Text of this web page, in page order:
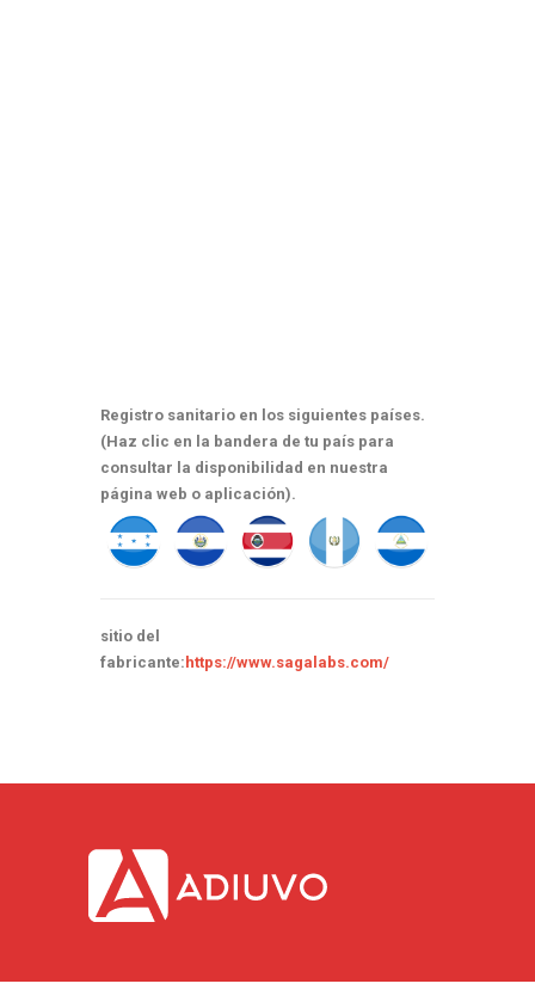
Registro sanitario en los siguientes países.
(Haz clic en la bandera de tu país para
consultar la disponibilidad en nuestra
página web o aplicación).
sitio del
fabricante: https://www.sagalabs.com/